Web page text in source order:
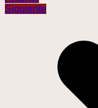
Siguiente